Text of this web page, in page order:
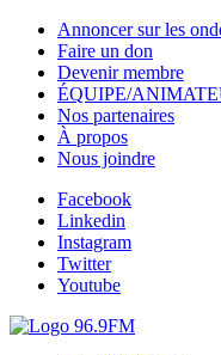
Annoncer sur les
Faire un don
Devenir membre
ÉQUIPE/
Nos partenaires
À propos
Nous joindre
Facebook
Linkedin
Instagram
Twitter
Youtube